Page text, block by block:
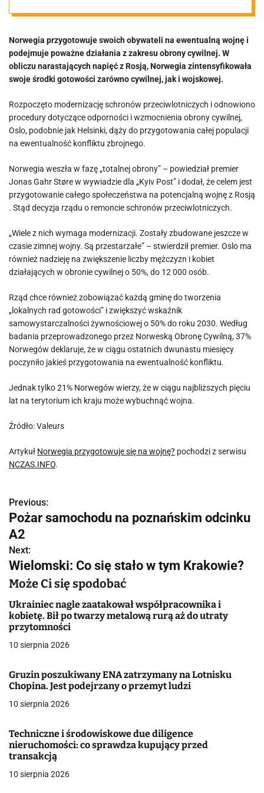
Norwegia przygotowuje swoich obywateli na ewentualną wojnę i
podejmuje poważne działania z zakresu obrony cywilnej. W
obliczu narastających napięć z Rosją, Norwegia zintensyfikowała
swoje środki gotowości zarówno cywilnej, jak i wojskowej.
Rozpoczęto modernizację schronów przeciwlotniczych i odnowiono
procedury dotyczące odporności i wzmocnienia obrony cywilnej,
Oslo, podobnie jak Helsinki, dąży do przygotowania całej populacji
na ewentualność konfliktu zbrojnego.
Norwegia weszła w fazę „totalnej obrony” – powiedział premier
Jonas Gahr Støre w wywiadzie dla „Kyiv Post” i dodał, że celem jest
przygotowanie całego społeczeństwa na potencjalną wojnę z Rosją
. Stąd decyzja rządu o remoncie schronów przeciwlotniczych.
„Wiele z nich wymaga modernizacji. Zostały zbudowane jeszcze w
czasie zimnej wojny. Są przestarzałe” – stwierdził premier. Oslo ma
również nadzieję na zwiększenie liczby mężczyzn i kobiet
działających w obronie cywilnej o 50%, do 12 000 osób.
Rząd chce również zobowiązać każdą gminę do tworzenia
„lokalnych rad gotowości” i zwiększyć wskaźnik
samowystarczalności żywnościowej o 50% do roku 2030. Według
badania przeprowadzonego przez Norweską Obronę Cywilną, 37%
Norwegów deklaruje, że w ciągu ostatnich dwunastu miesięcy
poczyniło jakieś przygotowania na ewentualność konfliktu.
Jednak tylko 21% Norwegów wierzy, że w ciągu najbliższych pięciu
lat na terytorium ich kraju może wybuchnąć wojna.
Źródło: Valeurs
Artykuł Norwegia przygotowuje się na wojnę? pochodzi z serwisu
NCZAS.INFO.
N
a
w
i
a
c
a
w
p
i
s
Previous:
Pożar samochodu na poznańskim odcinku
A2
Next:
Wielomski: Co się stało w tym Krakowie?
Może Ci się spodobać
Ukrainiec nagle zaatakował współpracownika i
kobietę. Bił po twarzy metalową rurą aż do utraty
przytomności
10 sierpnia 2026
Gruzin poszukiwany ENA zatrzymany na Lotnisku
Chopina. Jest podejrzany o przemyt ludzi
10 sierpnia 2026
Techniczne i środowiskowe due diligence
nieruchomości: co sprawdza kupujący przed
transakcją
10 sierpnia 2026